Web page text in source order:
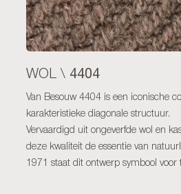
WOL \ 4404
Van Besouw 4404 is een iconische
karakteristieke diagonale structuur.
Vervaardigd uit ongeverfde wol en
deze kwaliteit de essentie van
1971 staat dit ontwerp symbool voor